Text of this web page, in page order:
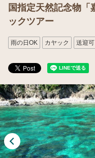
閲覧履歴
お知らせ
国指定天然記念物「
ックツアー
雨の日OK カヤック 送迎可